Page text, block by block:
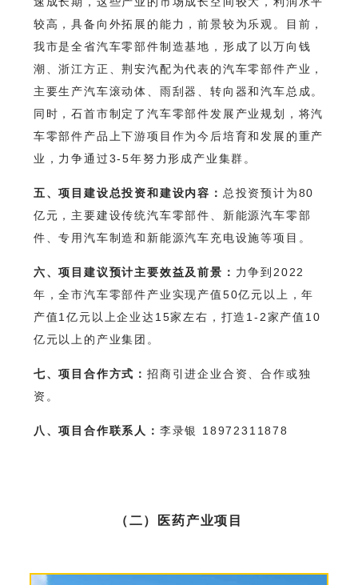
较高，具备向外拓展的能力，前景较为乐观。目前，
我市是全省汽车零部件制造基地，形成了以万向钱
潮、浙江方正、荆安汽配为代表的汽车零部件产业，
主要生产汽车滚动体、雨刮器、转向器和汽车总成。
同时，石首市制定了汽车零部件发展产业规划，将汽
车零部件产品上下游项目作为今后培育和发展的重产
业，力争通过3-5年努力形成产业集群。
五、项目建设总投资和建设内容： 总投资预计为80
亿元，主要建设传统汽车零部件、新能源汽车零部
件、专用汽车制造和新能源汽车充电设施等项目。
六、项目建议预计主要效益及前景： 力争到2022
年，全市汽车零部件产业实现产值50亿元以上，年
产值1亿元以上企业达15家左右，打造1-2家产值10
亿元以上的产业集团。
七、项目合作方式：招商引进企业合资、合作或独
资。
八、项目合作联系人： 李录银 18972311878
（二）医药产业项目